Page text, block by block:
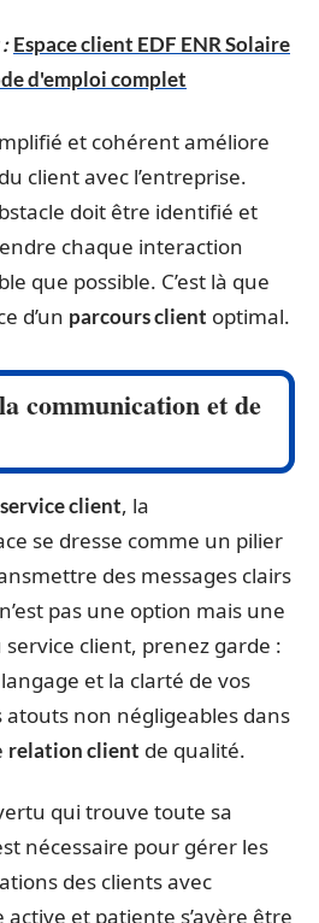
Espace client EDF ENR Solaire
d'emploi complet
et cohérent améliore
client avec l’entreprise.
doit être identifié et
chaque interaction
que possible. C’est là que
d’un parcours client optimal.
communication et de
service client, la
se dresse comme un pilier
des messages clairs
pas une option mais une
client, prenez garde :
et la clarté de vos
atouts non négligeables dans
relation client de qualité.
qui trouve toute sa
nécessaire pour gérer les
des clients avec
et patiente s’avère être